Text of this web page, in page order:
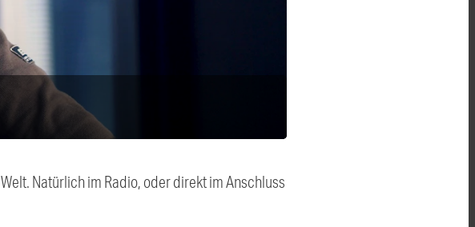
Natürlich im Radio, oder direkt im Anschluss